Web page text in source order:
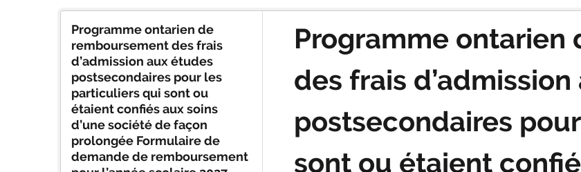
Programme ontarien de
remboursement des frais
d’admission aux études
postsecondaires pour les
particuliers qui sont ou
étaient confiés aux soins
d’une société de façon
prolongée Formulaire de
demande de remboursement
Programme ontarien
des frais
postsecondaires
sont ou étaient